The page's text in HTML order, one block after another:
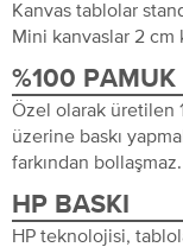
Kanvas tablolar
Mini kanvaslar 2 cm
%100
Özel olarak üretilen
üzerine baskı
farkından bollaşmaz.
HP BASKI
HP teknolojisi,